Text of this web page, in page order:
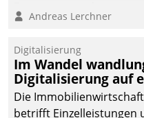
Andreas Lerchner
Digitalisierung
Im Wandel
Digitalisierung auf
Die
betrifft Einzelleistungen